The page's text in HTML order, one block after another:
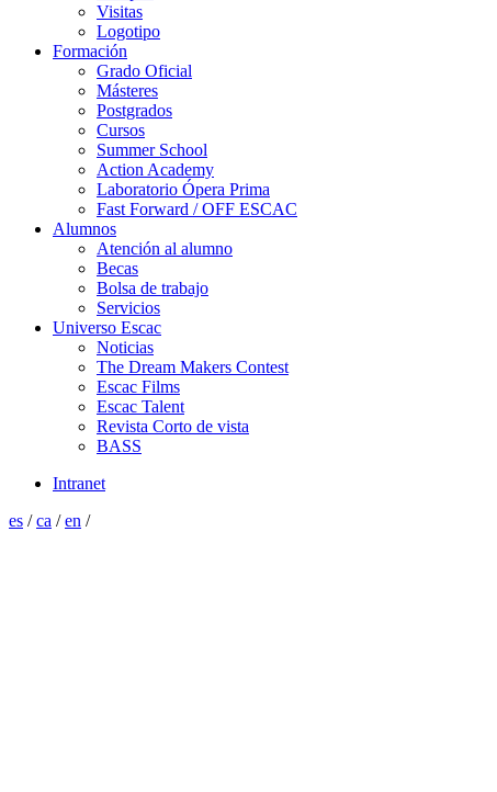
Visitas
Logotipo
Formación
Grado Oficial
Másteres
Postgrados
Cursos
Summer School
Action Academy
Laboratorio Ópera Prima
Fast Forward / OFF ESCAC
Alumnos
Atención al alumno
Becas
Bolsa de trabajo
Servicios
Universo Escac
Noticias
The Dream Makers Contest
Escac Films
Escac Talent
Revista Corto de vista
BASS
Intranet
es /ca /en /